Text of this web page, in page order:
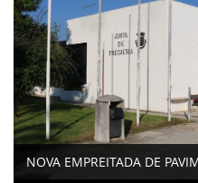
NOVA EMPREITADA DE